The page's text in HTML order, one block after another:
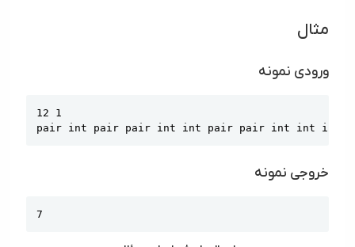
مثال
ورودی نمونه
12 1
pair int pair pair int int pair pair int int int
خروجی نمونه
7